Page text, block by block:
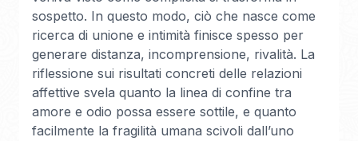
sospetto. In questo modo, ciò che nasce come
ricerca di unione e intimità finisce spesso per
generare distanza, incomprensione, rivalità. La
riflessione sui risultati concreti delle relazioni
affettive svela quanto la linea di confine tra
amore e odio possa essere sottile, e quanto
facilmente la fragilità umana scivoli dall’uno